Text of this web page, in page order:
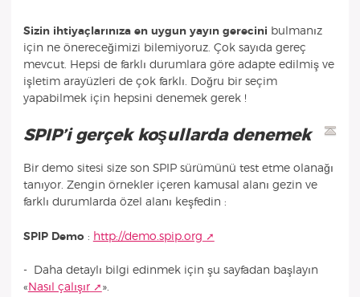
Sizin ihtiyaçlarınıza en uygun yayın gerecini bulmanız
için ne önereceğimizi bilemiyoruz. Çok sayıda gereç
mevcut. Hepsi de farklı durumlara göre adapte edilmiş ve
işletim arayüzleri de çok farklı. Doğru bir seçim
yapabilmek için hepsini denemek gerek !
SPIP’i gerçek koşullarda denemek
Bir demo sitesi size son SPIP sürümünü test etme olanağı
tanıyor. Zengin örnekler içeren kamusal alanı gezin ve
farklı durumlarda özel alanı keşfedin :
SPIP Demo : http://demo.spip.org
- Daha detaylı bilgi edinmek için şu sayfadan başlayın
« Nasıl çalışır
».